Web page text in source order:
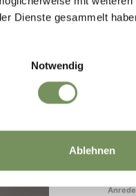
Dienste gesammelt
Notwendig
Ablehnen
MERAN UND
👉
Anrede